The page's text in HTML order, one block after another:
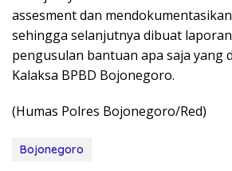
assesment dan
sehingga selanjutnya dibuat
pengusulan bantuan apa saja yang
Kalaksa BPBD Bojonegoro.
(Humas Polres Bojonegoro/Red)
Bojonegoro